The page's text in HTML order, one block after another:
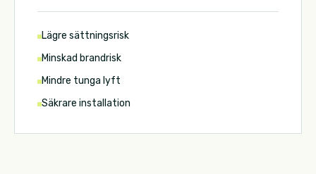
Lägre sättningsrisk
Minskad brandrisk
Mindre tunga lyft
Säkrare installation